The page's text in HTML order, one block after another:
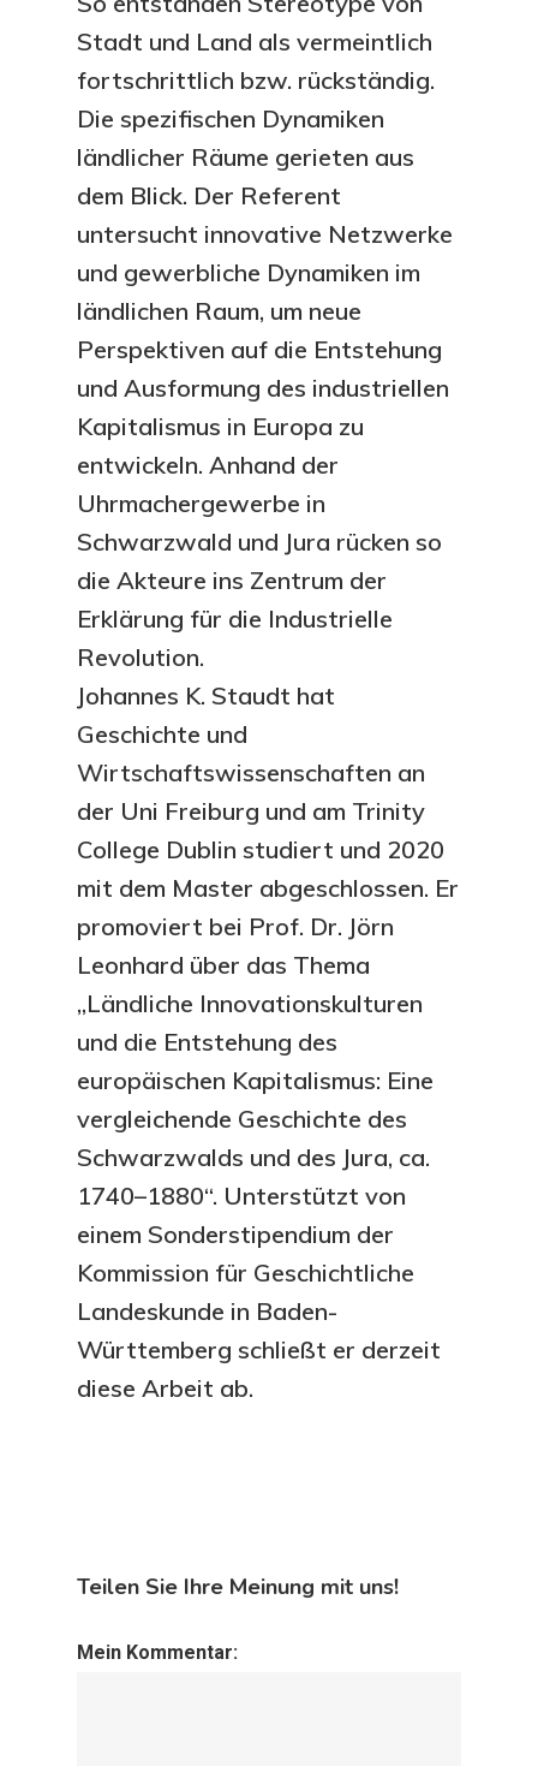
Stadt und Land als vermeintlich
fortschrittlich bzw. rückständig.
Die spezifischen Dynamiken
ländlicher Räume gerieten aus
dem Blick. Der Referent
untersucht innovative Netzwerke
und gewerbliche Dynamiken im
ländlichen Raum, um neue
Perspektiven auf die Entstehung
und Ausformung des industriellen
Kapitalismus in Europa zu
entwickeln. Anhand der
Uhrmachergewerbe in
Schwarzwald und Jura rücken so
die Akteure ins Zentrum der
Erklärung für die Industrielle
Revolution.
Johannes K. Staudt hat
Geschichte und
Wirtschaftswissenschaften an
der Uni Freiburg und am Trinity
College Dublin studiert und 2020
mit dem Master abgeschlossen. Er
promoviert bei Prof. Dr. Jörn
Leonhard über das Thema
„Ländliche Innovationskulturen
und die Entstehung des
europäischen Kapitalismus: Eine
vergleichende Geschichte des
Schwarzwalds und des Jura, ca.
1740–1880“. Unterstützt von
einem Sonderstipendium der
Kommission für Geschichtliche
Landeskunde in Baden-
Württemberg schließt er derzeit
diese Arbeit ab.
Teilen Sie Ihre Meinung mit uns!
Mein Kommentar: